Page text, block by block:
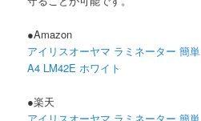
●Amazon
アイリスオーヤマ ラミネーター 簡単
A4 LM42E ホワイト
●楽天